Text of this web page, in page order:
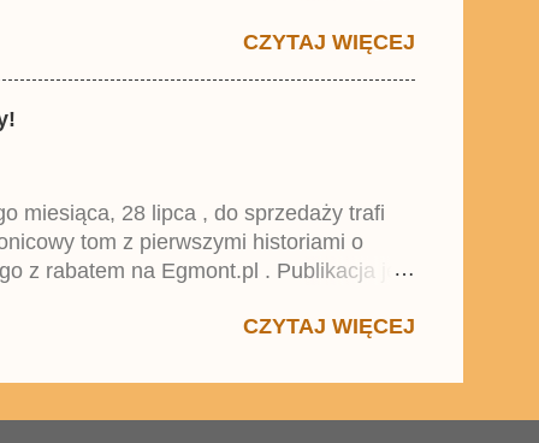
CZYTAJ WIĘCEJ
miesiąca, 28 lipca , do sprzedaży trafi
tom z pierwszymi historiami o
z rabatem na Egmont.pl . Publikacja jest
CZYTAJ WIĘCEJ